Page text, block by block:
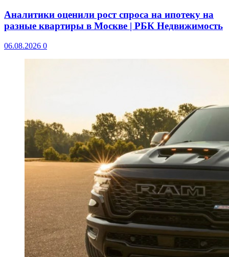
Аналитики оценили рост спроса на ипотеку на
разные квартиры в Москве | РБК Недвижимость
06.08.2026 0